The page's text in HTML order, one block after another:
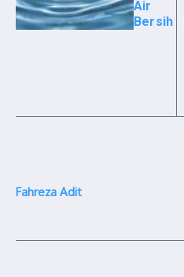
Air
Bersih
Fahreza Adit